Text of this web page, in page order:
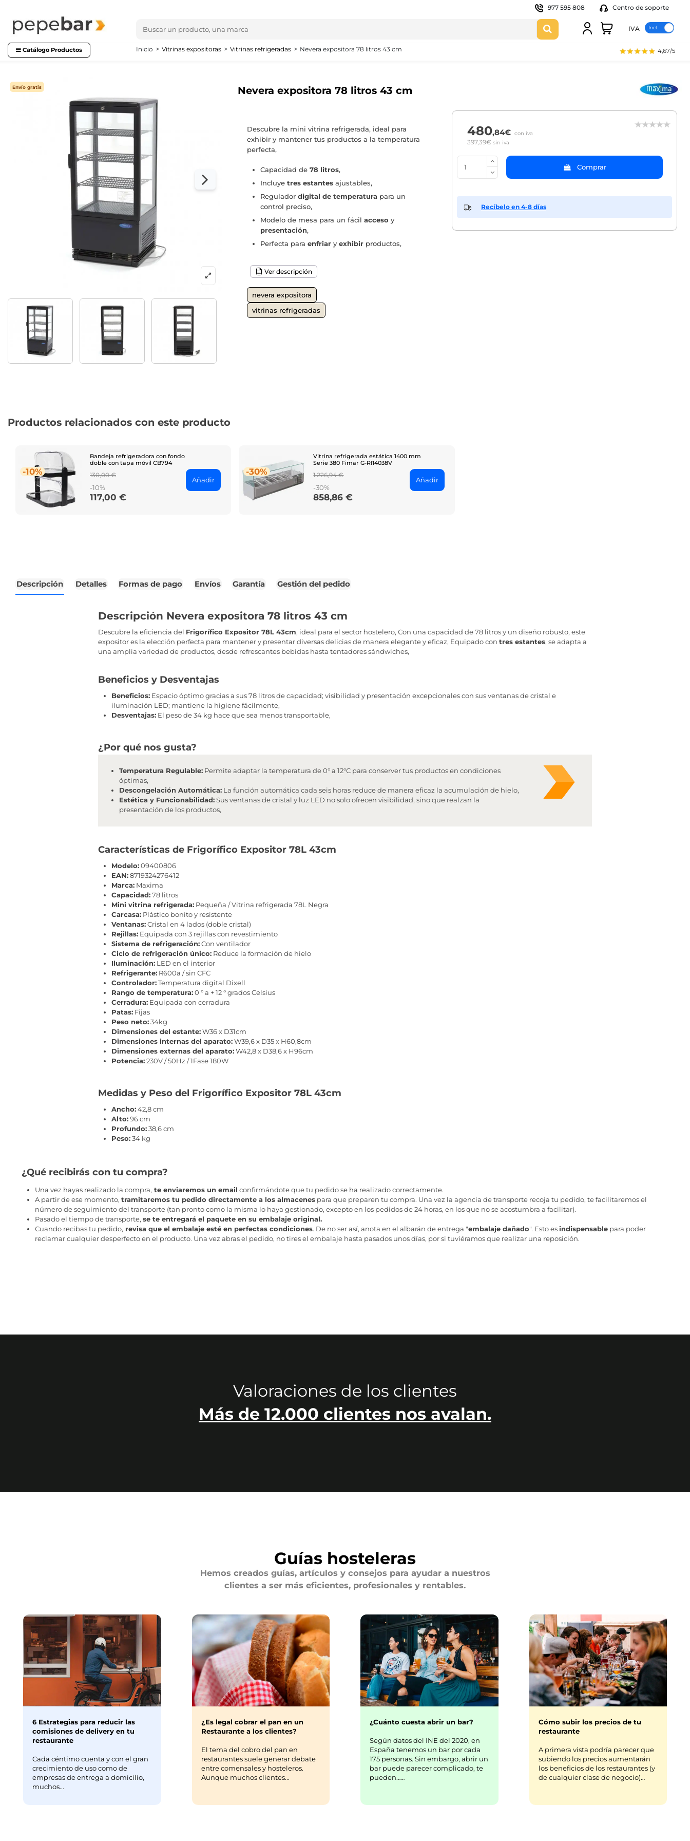
977 595 808 Centro de soporte
IVA
Catálogo Productos 4,67/5
Inicio Vitrinas expositoras Vitrinas refrigeradas Nevera expositora 78 litros 43 cm
Envío gratis Nevera expositora 78 litros 43 cm
Descubre la mini vitrina refrigerada, ideal para
exhibir y mantener tus productos a la temperatura
perfecta,
Capacidad de 78 litros,
Incluye tres estantesajustables,
Regulador digital de temperaturapara un
control preciso,
Modelo de mesa para un fácil acceso y
presentación,
Perfecta para enfriary exhibirproductos,
Ver descripción
nevera expositora
vitrinas refrigeradas
480,84€ con iva
397,39€ sin iva
Comprar
Recíbelo en 4-8 días
Productos relacionados con este producto
-10%
Bandeja refrigeradora con fondo
doble con tapa móvil CB794
Regular
price
130,00 €
-10%
Price
117,00 €
Añadir
-30%
Vitrina refrigerada estática 1400 mm
Serie 380 Fimar G-RI14038V
Regular
price
1.226,94 €
-30%
Price
858,86 €
Añadir
Descripción Detalles Formas de pago Envíos Garantía Gestión del pedido
Descripción Nevera expositora 78 litros 43 cm
Descubre la eficiencia del Frigorífico Expositor 78L 43cm, ideal para el sector hostelero, Con una capacidad de 78 litros y un diseño robusto, este
expositor es la elección perfecta para mantener y presentar diversas delicias de manera elegante y eficaz, Equipado con tres estantes, se adapta a
una amplia variedad de productos, desde refrescantes bebidas hasta tentadores sándwiches,
Beneficios y Desventajas
Beneficios: Espacio óptimo gracias a sus 78 litros de capacidad; visibilidad y presentación excepcionales con sus ventanas de cristal e
iluminación LED; mantiene la higiene fácilmente,
Desventajas: El peso de 34 kg hace que sea menos transportable,
¿Por qué nos gusta?
Temperatura Regulable: Permite adaptar la temperatura de 0° a 12°C para conserver tus productos en condiciones
óptimas,
Descongelación Automática: La función automática cada seis horas reduce de manera eficaz la acumulación de hielo,
Estética y Funcionabilidad:Sus ventanas de cristal y luz LED no solo ofrecen visibilidad, sino que realzan la
presentación de los productos,
Características de Frigorífico Expositor 78L 43cm
Modelo:09400806
EAN:8719324276412
Marca: Maxima
Capacidad:78 litros
Mini vitrina refrigerada: Pequeña / Vitrina refrigerada 78L Negra
Carcasa: Plástico bonito y resistente
Ventanas:Cristal en 4 lados (doble cristal)
Rejillas: Equipada con 3 rejillas con revestimiento
Sistema de refrigeración:Con ventilador
Ciclo de refrigeración único: Reduce la formación de hielo
Iluminación: LED en el interior
Refrigerante: R600a / sin CFC
Controlador:Temperatura digital Dixell
Rango de temperatura:0 ° a + 12 ° grados Celsius
Cerradura: Equipada con cerradura
Patas: Fijas
Peso neto:34kg
Dimensiones del estante:W36 x D31cm
Dimensiones internas del aparato:W39,6 x D35 x H60,8cm
Dimensiones externas del aparato:W42,8 x D38,6 x H96cm
Potencia:230V / 50Hz / 1Fase 180W
Medidas y Peso del Frigorífico Expositor 78L 43cm
Ancho:42,8 cm
Alto:96 cm
Profundo:38,6 cm
Peso:34 kg
¿Qué recibirás con tu compra?
Una vez hayas realizado la compra, te enviaremos un email confirmándote que tu pedido se ha realizado correctamente.
A partir de ese momento, tramitaremos tu pedido directamente a los almacenespara que preparen tu compra. Una vez la agencia de transporte recoja tu pedido, te facilitaremos el
número de seguimiento del transporte (tan pronto como la misma lo haya gestionado, excepto en los pedidos de 24 horas, en los que no se acostumbra a facilitar).
Pasado el tiempo de transporte, se te entregará el paquete en su embalaje original.
Cuando recibas tu pedido, revisa que el embalaje esté en perfectas condiciones. De no ser así, anota en el albarán de entrega "embalaje dañado". Esto esindispensablepara poder
reclamar cualquier desperfecto en el producto. Una vez abras el pedido, no tires el embalaje hasta pasados unos días, por si tuviéramos que realizar una reposición.
Valoraciones de los clientes
Más de 12.000 clientes nos avalan.
Guías hosteleras
Hemos creados guías, artículos y consejos para ayudar a nuestros
clientes a ser más eficientes, profesionales y rentables.
6 Estrategias para reducir las
comisiones de delivery en tu
restaurante
Cada céntimo cuenta y con el gran
crecimiento de uso como de
empresas de entrega a domicilio,
muchos...
¿Es legal cobrar el pan en un
Restaurante a los clientes?
El tema del cobro del pan en
restaurantes suele generar debate
entre comensales y hosteleros.
Aunque muchos clientes...
¿Cuánto cuesta abrir un bar?
Según datos del INE del 2020, en
España tenemos un bar por cada
175 personas. Sin embargo, abrir un
bar puede parecer complicado, te
pueden……
Cómo subir los precios de tu
restaurante
A primera vista podría parecer que
subiendo los precios aumentarán
los beneficios de los restaurantes (y
de cualquier clase de negocio)…